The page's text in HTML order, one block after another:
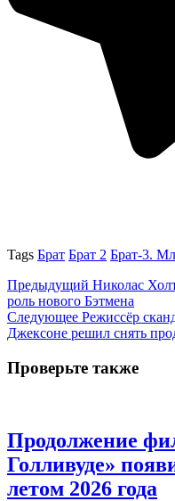
Tags Брат Брат 2 Брат-3.
Предыдущий Николас
роль нового Бэтмена
Следующее Режиссёр
Джексоне решил снять
Проверьте также
Продолжение
Голливуде»
летом 2026 года